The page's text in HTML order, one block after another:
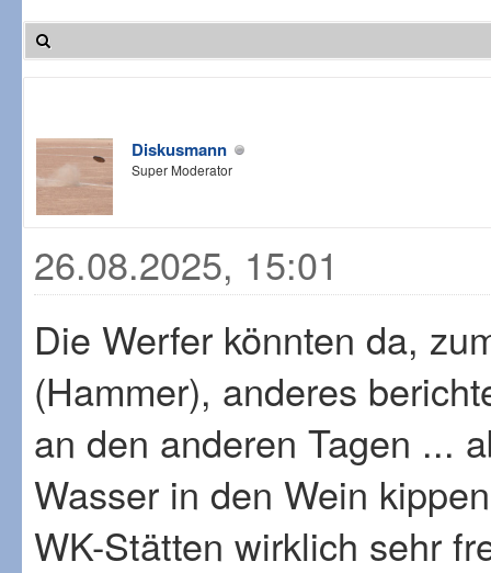
Diskusmann
Super Moderator
26.08.2025, 15:01
Die Werfer könnten da,
(Hammer), anderes
an den anderen Tagen ...
Wasser in den Wein
WK-Stätten wirklich sehr